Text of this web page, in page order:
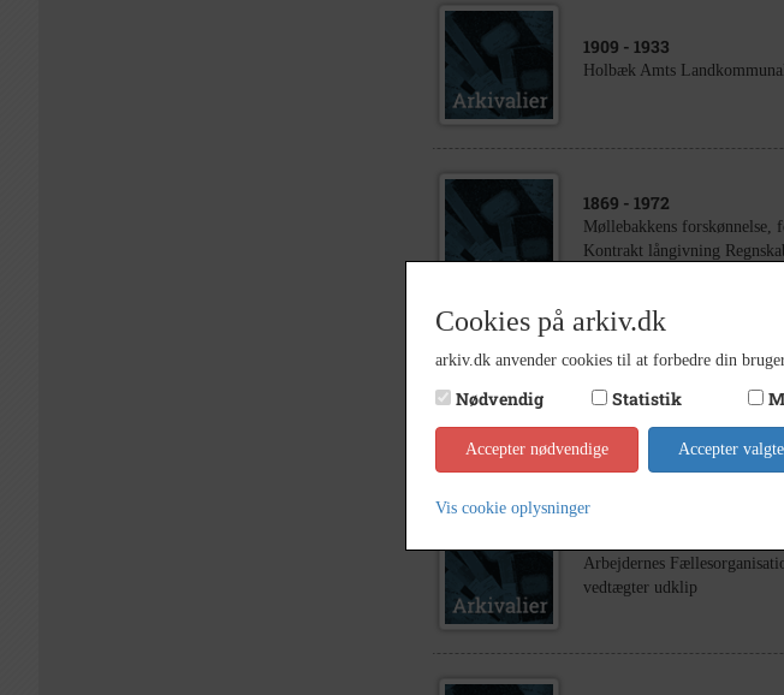
1909 - 1933
Holbæk Amts
1869 - 1972
Møllebakkens forskønnelse,
Kontrakt långivning
Borgerskabsbevis, aftaler,
Arbejdernes
vedtægter udklip
Cookies på arkiv.dk
arkiv.dk anvender cookies til at forbedre din
Nødvendig Statistik
Accepter nødvendige Accepter valgte
Vis cookie oplysninger